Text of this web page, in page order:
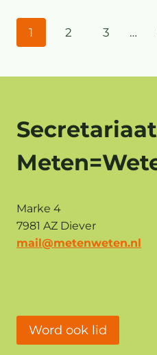
COCKTAIL’
LEVER
1 2 3 …
Secretariaat
Marke 4
7981 AZ Diever
mail@metenweten.nl
Word ook lid